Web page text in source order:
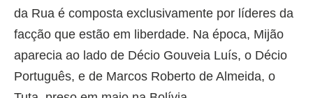
da Rua é composta exclusivamente por líderes da
facção que estão em liberdade. Na época, Mijão
aparecia ao lado de Décio Gouveia Luís, o Décio
Português, e de Marcos Roberto de Almeida, o